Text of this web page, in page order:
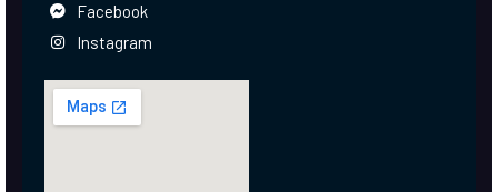
Facebook
Instagram